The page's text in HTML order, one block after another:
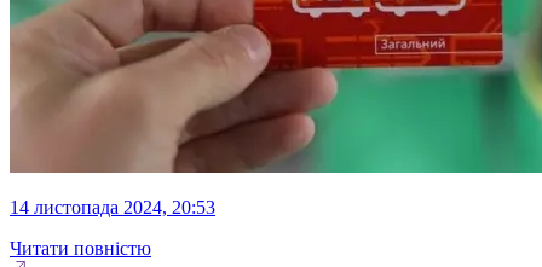
14 листопада 2024, 20:53
Читати повністю